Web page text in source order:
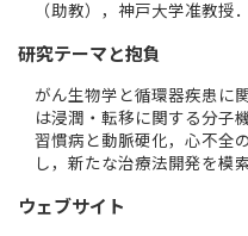
（助教），神戸大学准教授
研究テーマと抱負
がん生物学と循環器疾患に
は浸潤・転移に関する分子
習慣病と動脈硬化，心不全
し，新たな治療法開発を模
ウェブサイト